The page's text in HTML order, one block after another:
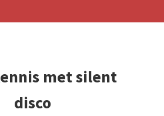
met silent
disco